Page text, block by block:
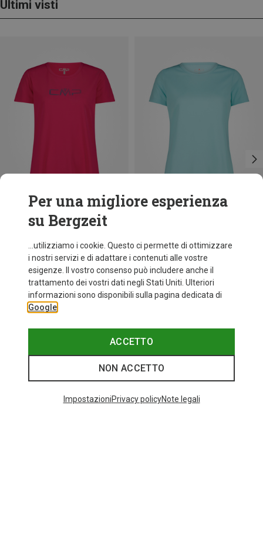
Ultimi visti
+11 Taglie
Maglietta funzionale Print donna
CMP
Maglietta funzionale donna
9,95 €
Per una migliore esperienza
su Bergzeit
...utilizziamo i cookie. Questo ci permette di ottimizzare
i nostri servizi e di adattare i contenuti alle vostre
esigenze. Il vostro consenso può includere anche il
trattamento dei vostri dati negli Stati Uniti. Ulteriori
informazioni sono disponibili sulla pagina dedicata di
Google
ACCETTO
NON ACCETTO
ImpostazioniPrivacy policyNote legali